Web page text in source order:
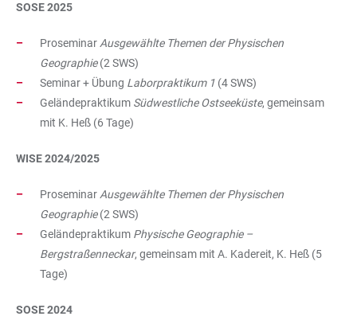
SOSE 2025
Proseminar Ausgewählte Themen der Physischen
Geographie(2 SWS)
Seminar + Übung Laborpraktikum 1 (4 SWS)
Geländepraktikum Südwestliche Ostseeküste, gemeinsam
mit K. Heß (6 Tage)
WISE 2024/2025
Proseminar Ausgewählte Themen der Physischen
Geographie(2 SWS)
Geländepraktikum Physische Geographie –
Bergstraßenneckar, gemeinsam mit A. Kadereit, K. Heß (5
Tage)
SOSE 2024